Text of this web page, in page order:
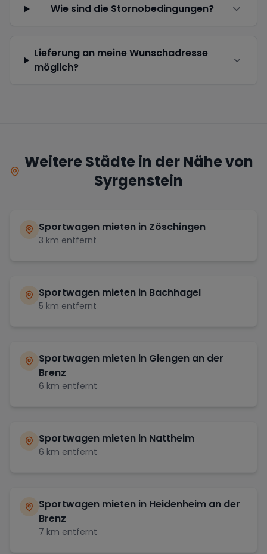
Wie sind die Stornobedingungen?
Lieferung an meine Wunschadresse
möglich?
Weitere Städte in der Nähe von
Syrgenstein
Sportwagen mieten in Zöschingen
3 km entfernt
Sportwagen mieten in Bachhagel
5 km entfernt
Sportwagen mieten in Giengen an der
Brenz
6 km entfernt
Sportwagen mieten in Nattheim
6 km entfernt
Sportwagen mieten in Heidenheim an der
Brenz
7 km entfernt